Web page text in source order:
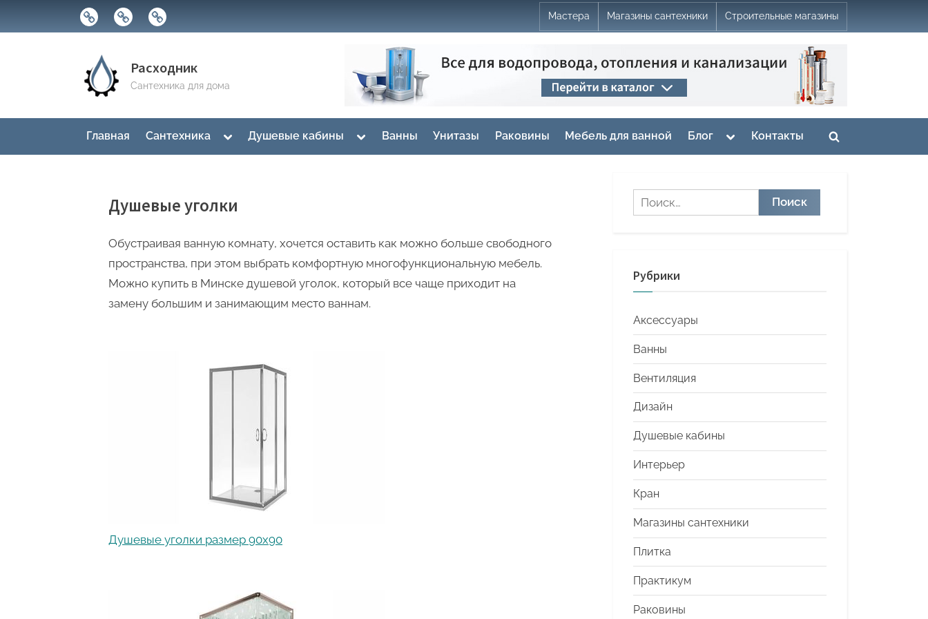
to
Строительные
магазины
МастераМагазины
сантехники
Мастера Магазины сантехники Строительные магазины
Расходник
Сантехника для дома
Главная Сантехника
Toggle
menu
Душевые кабины
Toggle
menu
Ванны Унитазы Раковины Мебель для ванной Блог
Toggle
menu
Контакты
Toggle
Душевые уголки
Обустраивая ванную комнату, хочется оставить как можно больше свободного
пространства, при этом выбрать комфортную многофункциональную мебель.
Можно купить в Минске душевой уголок, который все чаще приходит на
замену большим и занимающим место ваннам.
Душевые уголки размер 90х90
Найти:
Рубрики
Аксессуары
Ванны
Вентиляция
Дизайн
Душевые кабины
Интерьер
Кран
Магазины сантехники
Плитка
Практикум
Раковины